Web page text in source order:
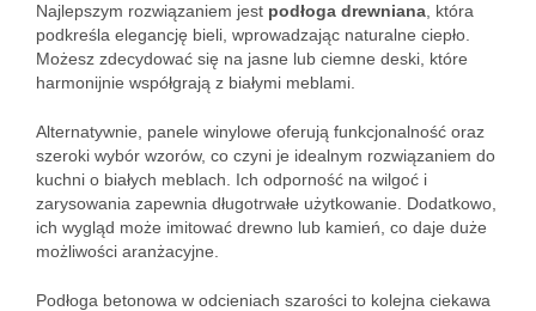
Najlepszym rozwiązaniem jest podłoga drewniana , która
podkreśla elegancję bieli, wprowadzając naturalne ciepło.
Możesz zdecydować się na jasne lub ciemne deski, które
harmonijnie współgrają z białymi meblami.
Alternatywnie, panele winylowe oferują funkcjonalność oraz
szeroki wybór wzorów, co czyni je idealnym rozwiązaniem do
kuchni o białych meblach. Ich odporność na wilgoć i
zarysowania zapewnia długotrwałe użytkowanie. Dodatkowo,
ich wygląd może imitować drewno lub kamień, co daje duże
możliwości aranżacyjne.
Podłoga betonowa w odcieniach szarości to kolejna ciekawa